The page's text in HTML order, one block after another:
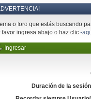
o foro que estás buscando
favor ingresa abajo o haz clic-
Ingresar
Duración de la